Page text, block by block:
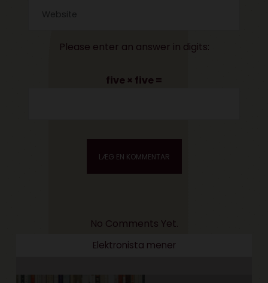
Please enter an answer in digits:
five × five =
No Comments Yet.
Elektronista mener